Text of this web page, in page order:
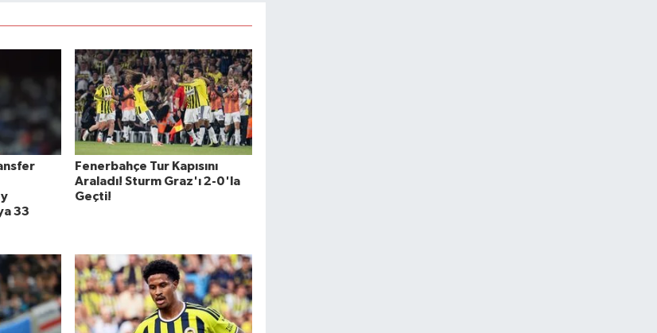
33
Fenerbahçe Tur Kapısını
Araladı! Sturm Graz'ı 2-0'la
Geçti!